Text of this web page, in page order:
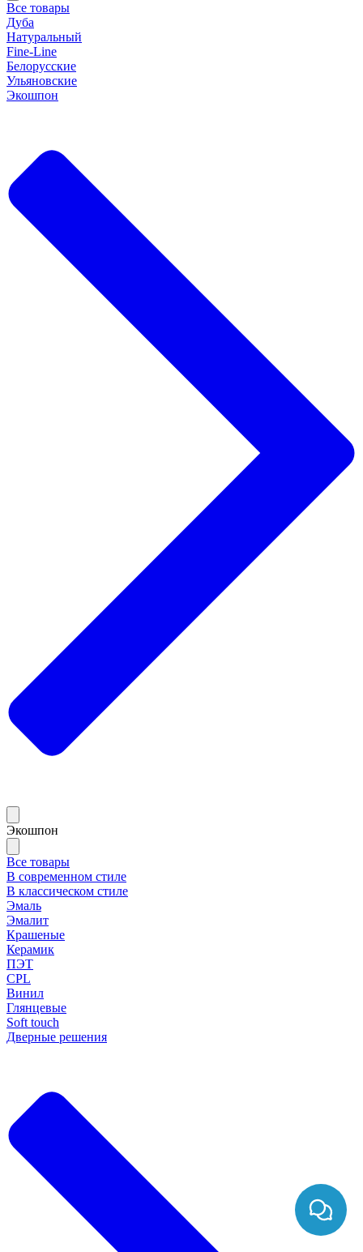
Все товары
Дуба
Натуральный
Fine-Line
Белорусские
Ульяновские
Экошпон
Экошпон
Все товары
В современном стиле
В классическом стиле
Эмаль
Эмалит
Крашеные
Керамик
ПЭТ
CPL
Винил
Глянцевые
Soft touch
Дверные решения